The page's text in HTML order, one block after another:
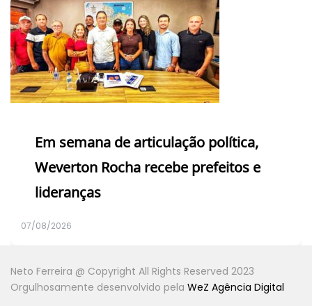
Em semana de articulação política,
Weverton Rocha recebe prefeitos e
lideranças
07/08/2026
Neto Ferreira @ Copyright All Rights Reserved 2023
Orgulhosamente desenvolvido pela WeZ Agência Digital